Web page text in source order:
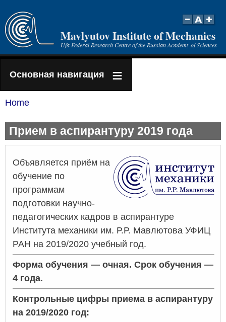
Skip
to
main
content
Mavlyutov Institute of Mechanics
Ufa Federal Research Centre of the Russian Academy of Sciences
Основная навигация
Home
Прием в аспирантуру 2019 года
Объявляется приём на
обучение по
программам
подготовки научно-
педагогических кадров в аспирантуре
Института механики им. Р.Р. Мавлютова УФИЦ
РАН на 2019/2020 учебный год.
Форма обучения — очная. Срок обучения —
4 года.
Контрольные цифры приема в аспирантуру
на 2019/2020 год: